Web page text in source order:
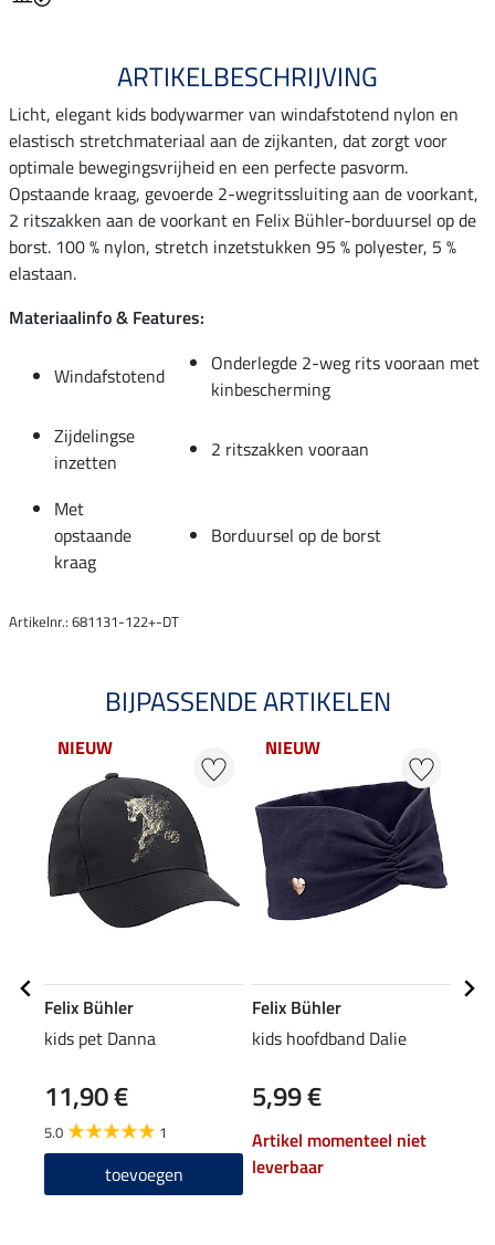
ARTIKELBESCHRIJVING
Licht, elegant kids bodywarmer van windafstotend nylon en
elastisch stretchmateriaal aan de zijkanten, dat zorgt voor
optimale bewegingsvrijheid en een perfecte pasvorm.
Opstaande kraag, gevoerde 2-wegritssluiting aan de voorkant,
2 ritszakken aan de voorkant en Felix Bühler-borduursel op de
borst. 100 % nylon, stretch inzetstukken 95 % polyester, 5 %
elastaan.
Materiaalinfo & Features:
Windafstotend
Onderlegde 2-weg rits vooraan met
kinbescherming
Zijdelingse
inzetten
2 ritszakken vooraan
Met
opstaande
kraag
Borduursel op de borst
Artikelnr.: 681131-122+-DT
BIJPASSENDE ARTIKELEN
NIEUW
Felix Bühler
kids pet Danna
11,90 €
5.0 1
toevoegen
NIEUW
Felix Bühler
kids hoofdband Dalie
5,99 €
Artikel momenteel niet
leverbaar